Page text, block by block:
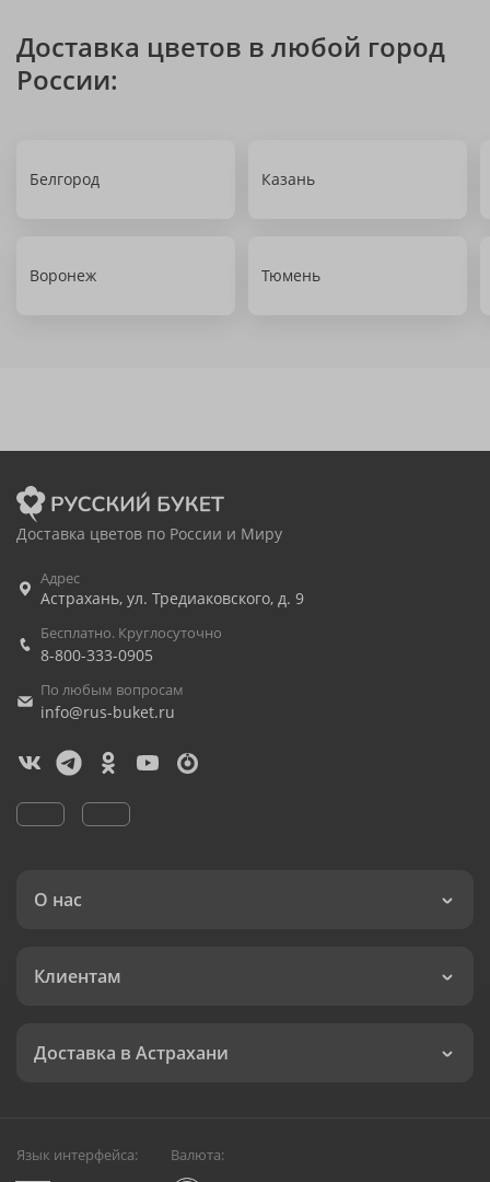
Доставка цветов в любой город
России:
Белгород Казань
Воронеж Тюмень
Доставка цветов по России и Миру
Адрес
Астрахань, ул. Тредиаковского, д. 9
Бесплатно. Круглосуточно
8-800-333-0905
По любым вопросам
info@rus-buket.ru
О нас
Клиентам
Доставка в Астрахани
Язык интерфейса: Валюта: